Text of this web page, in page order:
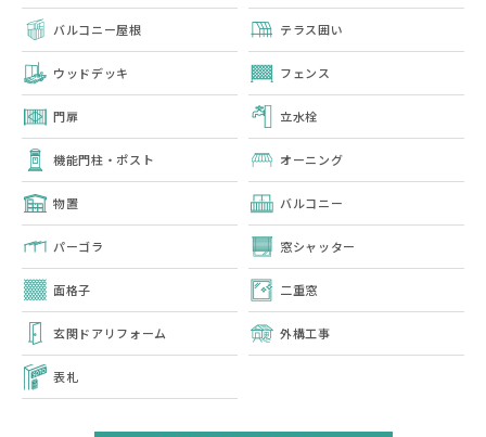
バルコニー屋根 テラス囲い
ウッドデッキ フェンス
門扉 立水栓
機能門柱・ポスト オーニング
物置 バルコニー
パーゴラ 窓シャッター
面格子 二重窓
玄関ドアリフォーム 外構工事
表札